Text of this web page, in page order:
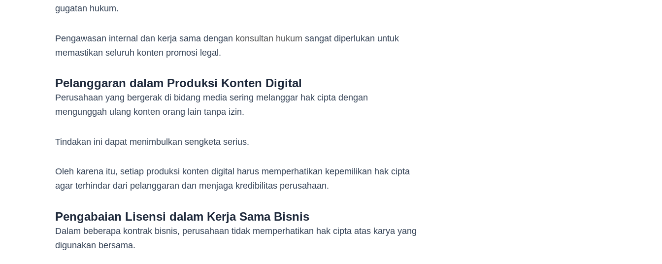
gugatan hukum.
Pengawasan internal dan kerja sama dengan konsultan hukum sangat diperlukan untuk
memastikan seluruh konten promosi legal.
Pelanggaran dalam Produksi Konten Digital
Perusahaan yang bergerak di bidang media sering melanggar hak cipta dengan
mengunggah ulang konten orang lain tanpa izin.
Tindakan ini dapat menimbulkan sengketa serius.
Oleh karena itu, setiap produksi konten digital harus memperhatikan kepemilikan hak cipta
agar terhindar dari pelanggaran dan menjaga kredibilitas perusahaan.
Pengabaian Lisensi dalam Kerja Sama Bisnis
Dalam beberapa kontrak bisnis, perusahaan tidak memperhatikan hak cipta atas karya yang
digunakan bersama.